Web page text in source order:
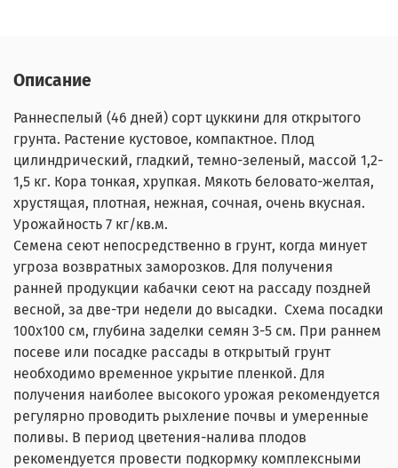
Описание
Раннеспелый (46 дней) сорт цуккини для открытого
грунта. Растение кустовое, компактное. Плод
цилиндрический, гладкий, темно-зеленый, массой 1,2-
1,5 кг. Кора тонкая, хрупкая. Мякоть беловато-желтая,
хрустящая, плотная, нежная, сочная, очень вкусная.
Урожайность 7 кг/кв.м.
Семена сеют непосредственно в грунт, когда минует
угроза возвратных заморозков. Для получения
ранней продукции кабачки сеют на рассаду поздней
весной, за две-три недели до высадки. Схема посадки
100х100 см, глубина заделки семян 3-5 см. При раннем
посеве или посадке рассады в открытый грунт
необходимо временное укрытие пленкой. Для
получения наиболее высокого урожая рекомендуется
регулярно проводить рыхление почвы и умеренные
поливы. В период цветения-налива плодов
рекомендуется провести подкормку комплексными